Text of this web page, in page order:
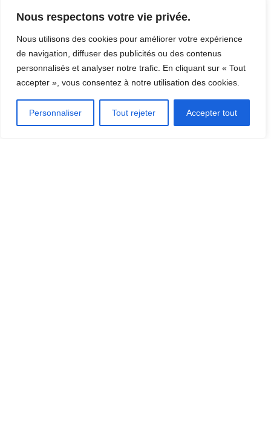
Nous respectons votre vie privée.
Nous utilisons des cookies pour améliorer votre expérience
de navigation, diffuser des publicités ou des contenus
personnalisés et analyser notre trafic. En cliquant sur « Tout
accepter », vous consentez à notre utilisation des cookies.
Personnaliser Tout rejeter Accepter tout
OÙ DORMIR?
INSCRIRE UN ÉVÉNEMENT